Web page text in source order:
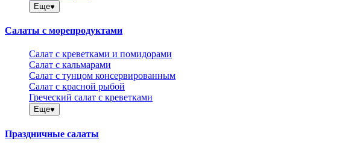
Еще
Салаты с морепродуктами
Салат с креветками и помидорами
Салат с кальмарами
Салат с тунцом консервированным
Салат с красной рыбой
Греческий салат с креветками
Еще
Праздничные салаты